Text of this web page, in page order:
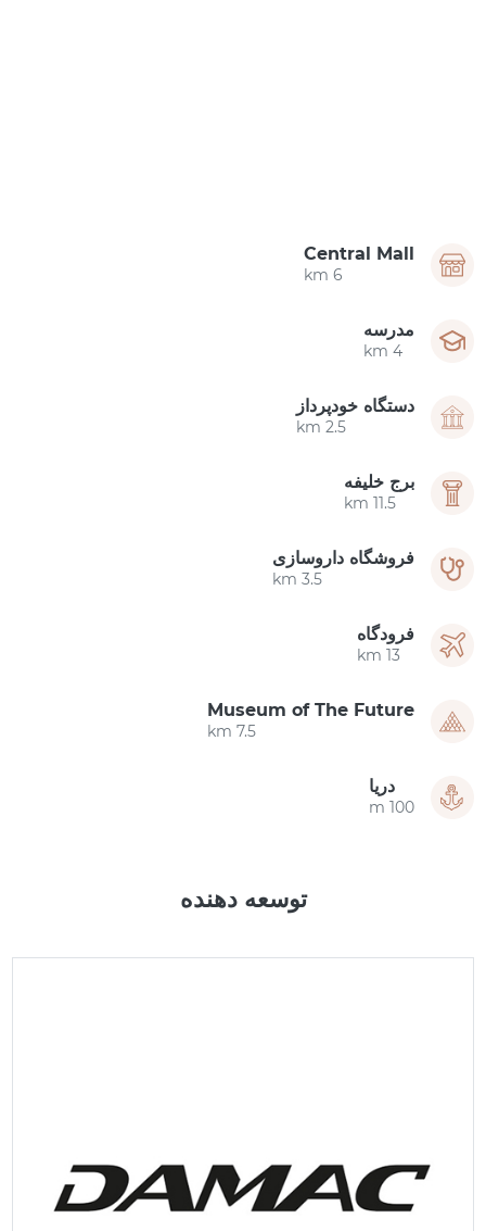
Central Mall
6 km
مدرسه
4 km
دستگاه خودپرداز
2.5 km
برج خلیفه
11.5 km
فروشگاه داروسازی
3.5 km
فرودگاه
13 km
Museum of The Future
7.5 km
دریا
100 m
توسعه دهنده